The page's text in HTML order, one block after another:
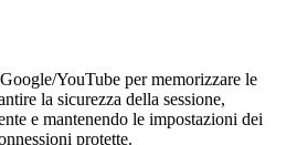
YouTube per memorizzare le
la sicurezza della sessione,
e mantenendo le impostazioni dei
protette.